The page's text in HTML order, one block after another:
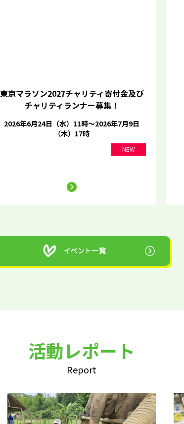
東京マラソン2027チャリティ寄付金及び
チャリティランナー募集！
2026年6月24日（水）11時～2026年7月9日
（木）17時
NEW
活動レポート
Report